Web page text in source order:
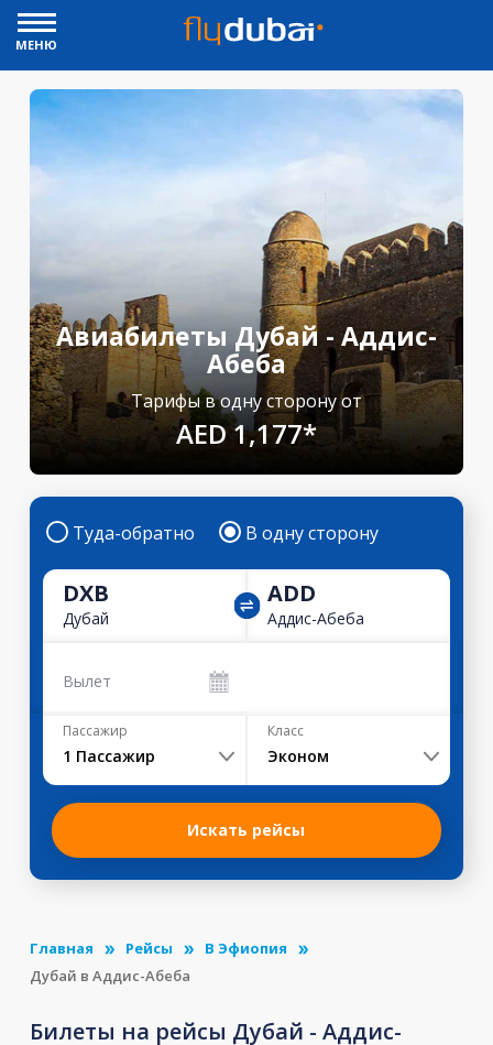
МЕНЮ
Авиабилеты Дубай - Аддис-
Абеба
Тарифы в одну сторону от
AED 1,177*
Туда-обратно В одну сторону
DXB
Дубай
ADD
Аддис-Абеба
Вылет
Пассажир
1 Пассажир
Класс
Эконом
Искать рейсы
Главная Рейсы
В Эфиопия
Дубай в Аддис-Абеба
Билеты на рейсы Дубай - Аддис-